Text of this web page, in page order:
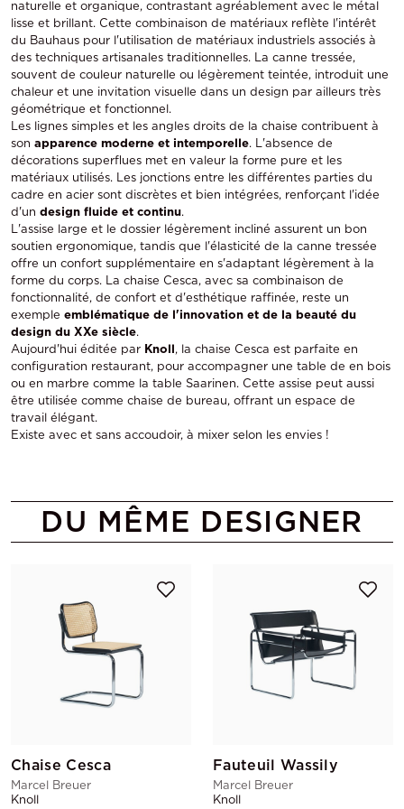
naturelle et organique, contrastant agréablement avec le métal
lisse et brillant. Cette combinaison de matériaux reflète l'intérêt
du Bauhaus pour l'utilisation de matériaux industriels associés à
des techniques artisanales traditionnelles. La canne tressée,
souvent de couleur naturelle ou légèrement teintée, introduit une
chaleur et une invitation visuelle dans un design par ailleurs très
géométrique et fonctionnel.
Les lignes simples et les angles droits de la chaise contribuent à
son apparence moderne et intemporelle. L'absence de
décorations superflues met en valeur la forme pure et les
matériaux utilisés. Les jonctions entre les différentes parties du
cadre en acier sont discrètes et bien intégrées, renforçant l'idée
d'un design fluide et continu.
L'assise large et le dossier légèrement incliné assurent un bon
soutien ergonomique, tandis que l'élasticité de la canne tressée
offre un confort supplémentaire en s'adaptant légèrement à la
forme du corps. La chaise Cesca, avec sa combinaison de
fonctionnalité, de confort et d'esthétique raffinée, reste un
exemple emblématique de l'innovation et de la beauté du
design du XXe siècle.
Aujourd'hui éditée par Knoll, la chaise Cesca est parfaite en
configuration restaurant, pour accompagner une table de en bois
ou en marbre comme la table Saarinen. Cette assise peut aussi
être utilisée comme chaise de bureau, offrant un espace de
travail élégant.
Existe avec et sans accoudoir, à mixer selon les envies !
DU MÊME DESIGNER
Chaise Cesca
Marcel Breuer
Knoll
Fauteuil Wassily
Marcel Breuer
Knoll